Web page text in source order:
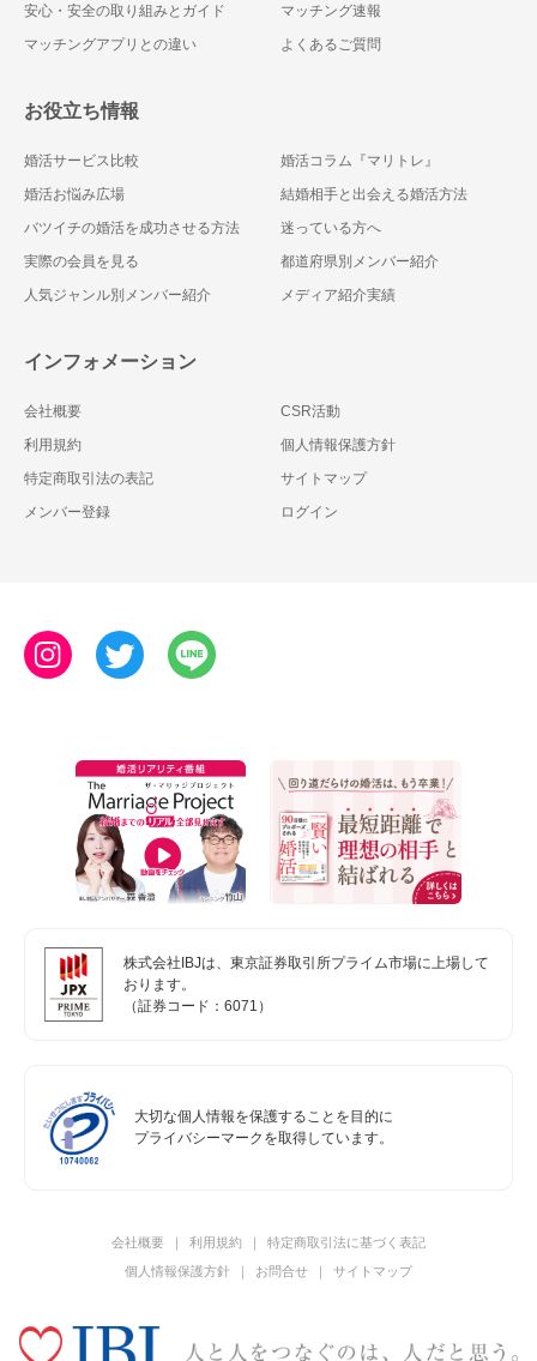
安心・安全の取り組みとガイド
マッチング速報
マッチングアプリとの違い
よくあるご質問
お役立ち情報
婚活サービス比較
婚活コラム『マリトレ』
婚活お悩み広場
結婚相手と出会える婚活方法
バツイチの婚活を成功させる方法
迷っている方へ
実際の会員を見る
都道府県別メンバー紹介
人気ジャンル別メンバー紹介
メディア紹介実績
インフォメーション
会社概要
CSR活動
利用規約
個人情報保護方針
特定商取引法の表記
サイトマップ
メンバー登録
ログイン
株式会社IBJは、東京証券取引所プライム市場に上場して
おります。
（証券コード：6071）
大切な個人情報を保護することを目的に
プライバシーマークを取得しています。
会社概要 利用規約
特定商取引法に基づく表記
個人情報保護方針
お問合せ サイトマップ